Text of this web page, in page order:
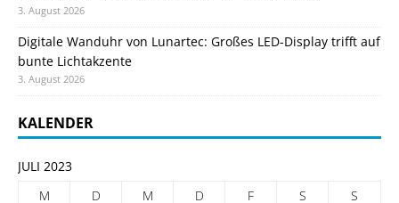
3. August 2026
Digitale Wanduhr von Lunartec: Großes LED-Display trifft auf
bunte Lichtakzente
3. August 2026
KALENDER
JULI 2023
M
D M D F S
S